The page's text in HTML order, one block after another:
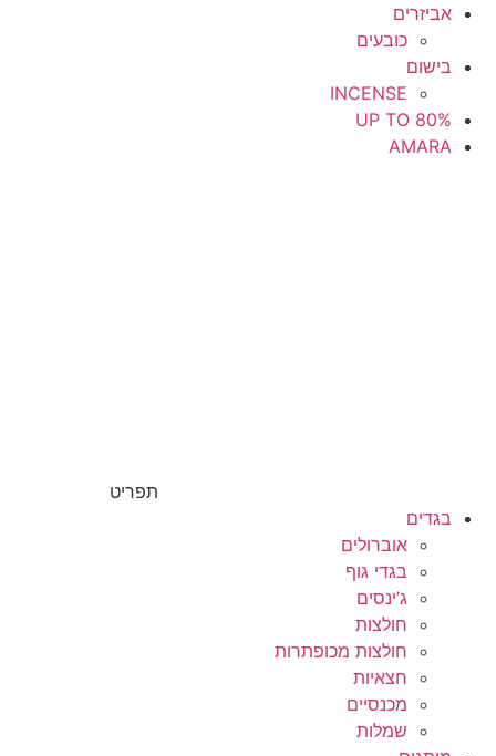
אביזרים
כובעים
בישום
INCENSE
UP TO 80%
AMARA
תפריט
בגדים
אוברולים
בגדי גוף
ג’ינסים
חולצות
חולצות מכופתרות
חצאיות
מכנסיים
שמלות